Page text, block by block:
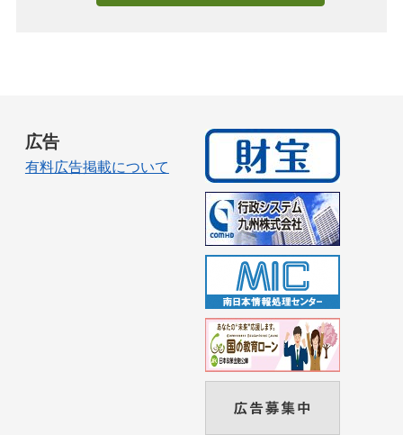
広告
有料広告掲載について